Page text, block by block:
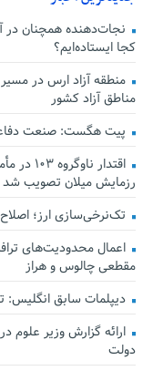
کجا ایستاده‌ایم؟
منطقه آزاد ارس در
مناطق آزاد کشور
پیت هگست: صنعت دفاعی
رزمایش میلان تصویب شد
تک‌نرخی‌سازی ارز؛
اعمال محدودیت‌های
مقطعی چالوس و هراز
دیپلمات سابق انگلیس:‌
ارائه گزارش وزیر علوم
دولت